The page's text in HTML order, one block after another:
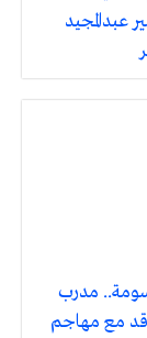
عبدالمجيد
مدرب
مع مهاجم